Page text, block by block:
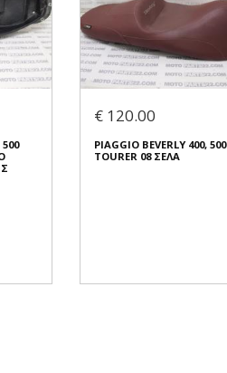
500
€ 120.00
PIAGGIO BEVERLY 400, 500
TOURER 08 ΣΕΛΑ